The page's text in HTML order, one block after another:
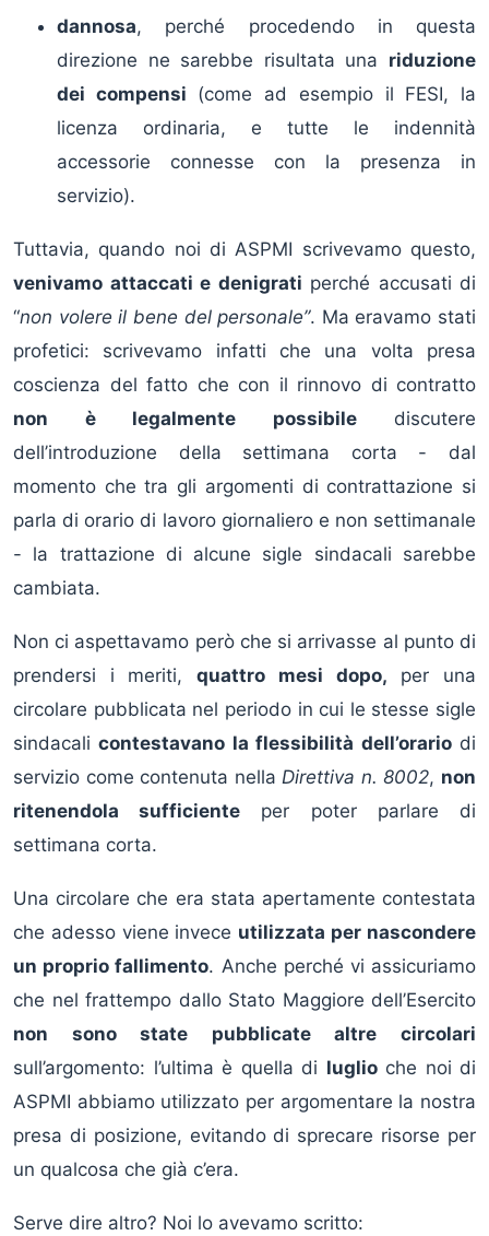
dannosa, perché procedendo in questa
direzione ne sarebbe risultata una riduzione
dei compensi (come ad esempio il FESI, la
licenza ordinaria, e tutte le indennità
accessorie connesse con la presenza in
servizio).
Tuttavia, quando noi di ASPMI scrivevamo questo,
venivamo attaccati e denigrati perché accusati di
“non volere il bene del personale”. Ma eravamo stati
profetici: scrivevamo infatti che una volta presa
coscienza del fatto che con il rinnovo di contratto
non è legalmente possibilediscutere
dell’introduzione della settimana corta - dal
momento che tra gli argomenti di contrattazione si
parla di orario di lavoro giornaliero e non settimanale
- la trattazione di alcune sigle sindacali sarebbe
cambiata.
Non ci aspettavamo però che si arrivasse al punto di
prendersi i meriti,quattro mesi dopo, per una
circolare pubblicata nel periodo in cui le stesse sigle
sindacalicontestavano la flessibilità dell’orariodi
servizio come contenuta nella Direttiva n. 8002, non
ritenendola sufficiente per poter parlare di
settimana corta.
Una circolare che era stata apertamente contestata
che adesso viene invece utilizzata per nascondere
un proprio fallimento. Anche perché vi assicuriamo
che nel frattempo dallo Stato Maggiore dell’Esercito
non sono state pubblicate altre circolari
sull’argomento: l’ultima è quella di luglioche noi di
ASPMI abbiamo utilizzato per argomentare la nostra
presa di posizione, evitando di sprecare risorse per
un qualcosa che già c’era.
Serve dire altro? Noi lo avevamo scritto: